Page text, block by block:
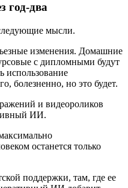
год-два
мысли.
изменения. Домашние
с дипломными будут
использование
болезненно, но это будет.
и видеороликов
ИИ.
останется только
поддержки, там, где ее